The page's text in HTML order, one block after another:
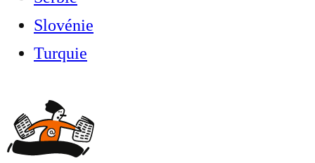
Slovénie
Turquie